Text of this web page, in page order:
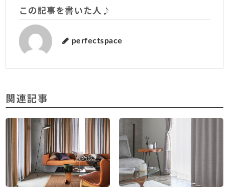
この記事を書いた人♪
perfectspace
関連記事